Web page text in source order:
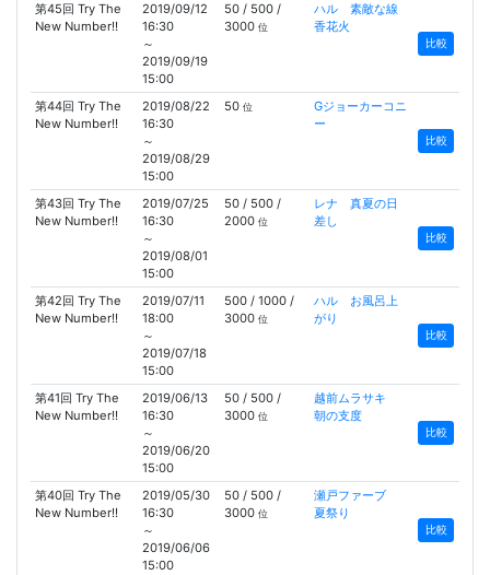
第45回 Try The
New Number!!
2019/09/12
16:30
～
2019/09/19
15:00
50 / 500 /
3000位
ハル 素敵な線
香花火
比較
第44回 Try The
New Number!!
2019/08/22
16:30
～
2019/08/29
15:00
50位
Gジョーカーコニ
ー
比較
第43回 Try The
New Number!!
2019/07/25
16:30
～
2019/08/01
15:00
50 / 500 /
2000位
レナ 真夏の日
差し
比較
第42回 Try The
New Number!!
2019/07/11
18:00
～
2019/07/18
15:00
500 / 1000 /
3000位
ハル お風呂上
がり
比較
第41回 Try The
New Number!!
2019/06/13
16:30
～
2019/06/20
15:00
50 / 500 /
3000位
越前ムラサキ
朝の支度
比較
第40回 Try The
New Number!!
2019/05/30
16:30
～
2019/06/06
15:00
50 / 500 /
3000位
瀬戸ファーブ
夏祭り
比較